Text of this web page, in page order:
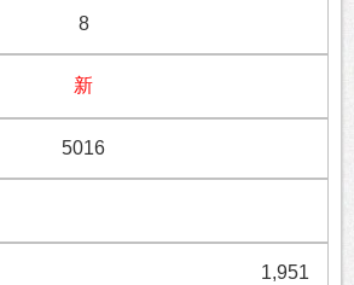
8
新
5016
1,951